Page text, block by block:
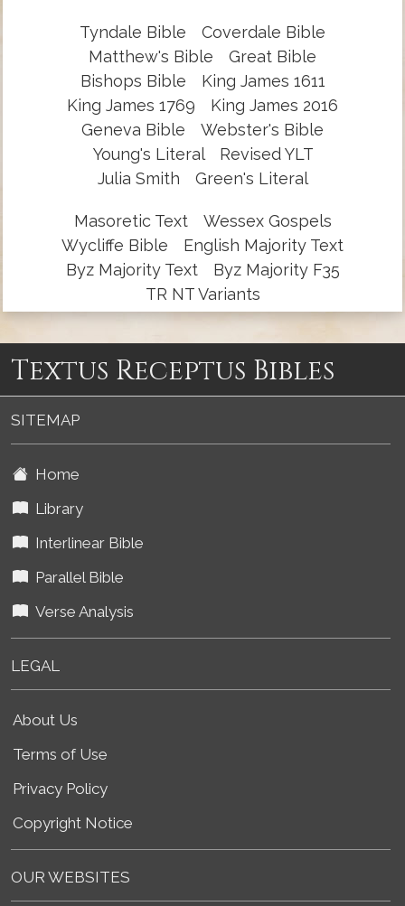
Tyndale Bible
Coverdale Bible
Matthew's Bible
Great Bible
Bishops Bible
King James 1611
King James 1769
King James 2016
Geneva Bible
Webster's Bible
Young's Literal
Revised YLT
Julia Smith
Green's Literal
Masoretic Text
Wessex Gospels
Wycliffe Bible
English Majority Text
Byz Majority Text
Byz Majority F35
TR NT Variants
Textus Receptus Bibles
SITEMAP
Home
Library
Interlinear Bible
Parallel Bible
Verse Analysis
LEGAL
About Us
Terms of Use
Privacy Policy
Copyright Notice
OUR WEBSITES